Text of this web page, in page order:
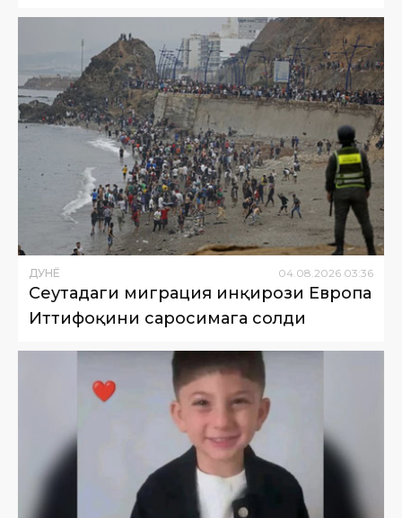
ДУНË 04 08 2026 03:36
Сеутадаги миграция инқирози Европа
Иттифоқини саросимага солди